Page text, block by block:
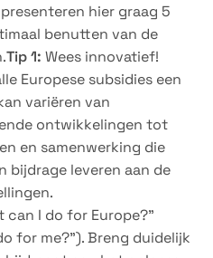
hier graag 5
benutten van de
Tip 1: Wees innovatief!
Europese subsidies een
variëren van
ontwikkelingen tot
en samenwerking die
bijdrage leveren aan de
can I do for Europe?”
for me?”). Breng duidelijk